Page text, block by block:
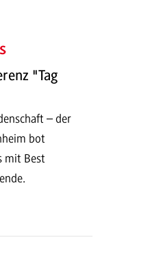
"Tag
– der
bot
mit Best